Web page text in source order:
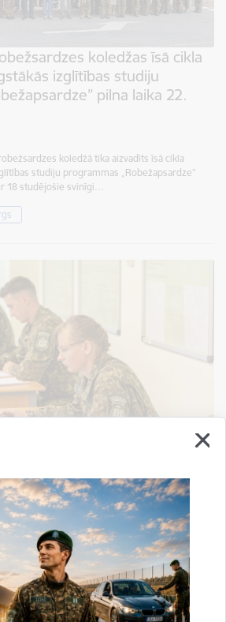
koledžas īsā cikla
izglītības studiju
pilna laika 22.
koledžā tika aizvadīts īsā cikla
studiju programmas „Robežapsardze”
18 studējošie svinīgi…
koledžas pilna laika 2. kursa studējošie
augstākās izglītības studiju programmas
–…